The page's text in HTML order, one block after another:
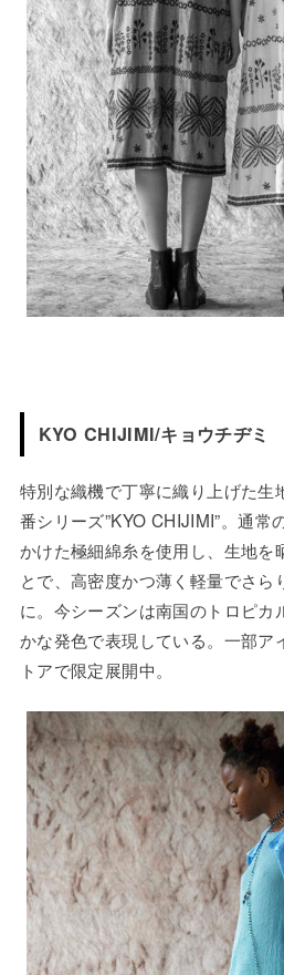
KYO CHIJIMI/キョウチヂミ
特別な織機で丁寧に織り上げた生
番シリーズ”KYO CHIJIMI”。通常
かけた極細綿糸を使用し、生地を
とで、高密度かつ薄く軽量でさら
に。今シーズンは南国のトロピカ
かな発色で表現している。一部ア
トアで限定展開中。